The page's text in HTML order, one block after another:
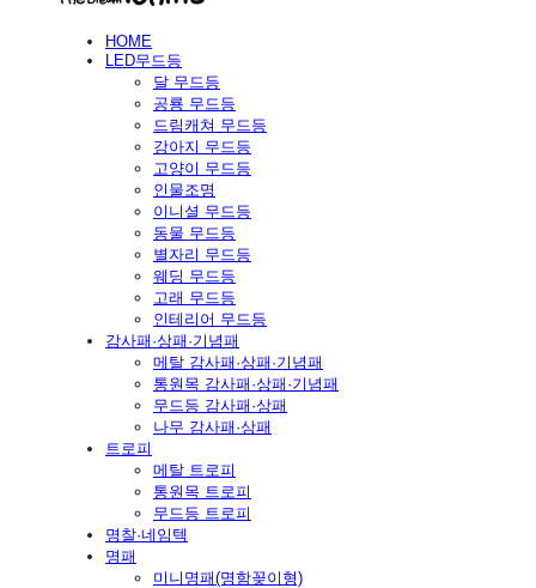
HOME
LED무드등
달 무드등
공룡 무드등
드림캐쳐 무드등
강아지 무드등
고양이 무드등
인물조명
이니셜 무드등
동물 무드등
별자리 무드등
웨딩 무드등
고래 무드등
인테리어 무드등
감사패·상패·기념패
메탈 감사패·상패·기념패
통원목 감사패·상패·기념패
무드등 감사패·상패
나무 감사패·상패
트로피
메탈 트로피
통원목 트로피
무드등 트로피
명찰·네임텍
명패
미니명패(명함꽂이형)